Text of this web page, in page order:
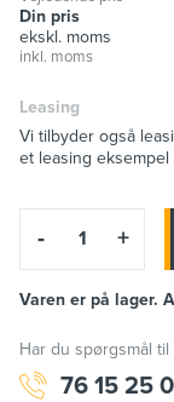
Din pris
ekskl. moms
inkl. moms
Leasing
Vi tilbyder også
et leasing eksempel
- +
Varen er på lager.
Har du spørgsmål
76 15 25